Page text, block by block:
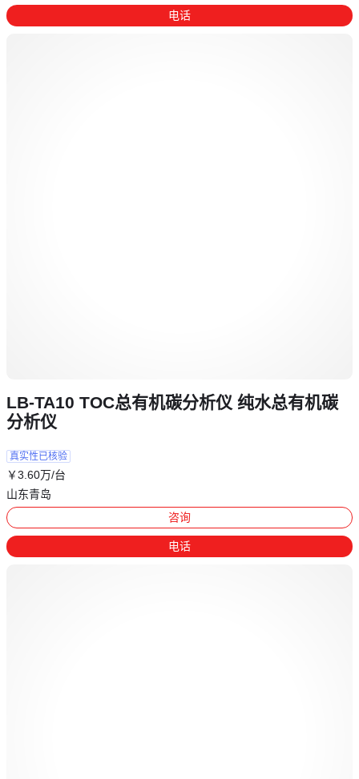
电话
LB-TA10 TOC总有机碳分析仪 纯水总有机碳
分析仪
真实性已核验
￥3 .60万/台
山东青岛
咨询
电话